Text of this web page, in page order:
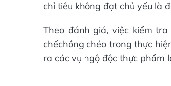
chỉ tiêu không đạt chủ yếu là
Theo đánh giá, việc kiểm
chếchồng chéo trong thực
ra các vụ ngộ độc thực phẩm